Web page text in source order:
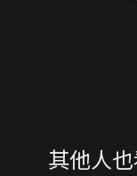
其他人